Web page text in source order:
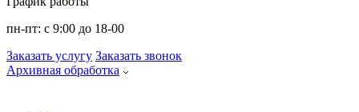
пн-пт: с 9:00 до 18-00
Заказать услугу Заказать звонок
Архивная обработка